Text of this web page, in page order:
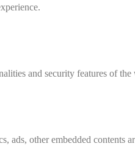
and security features of
other embedded contents